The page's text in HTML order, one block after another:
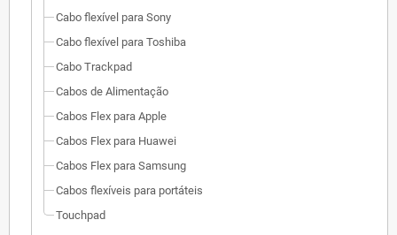
Cabo flexível para Sony
Cabo flexível para Toshiba
Cabo Trackpad
Cabos de Alimentação
Cabos Flex para Apple
Cabos Flex para Huawei
Cabos Flex para Samsung
Cabos flexíveis para portáteis
Touchpad